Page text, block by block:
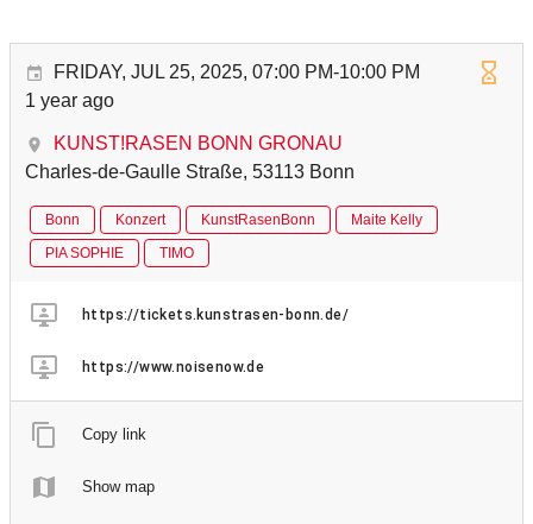
FRIDAY, JUL 25, 2025, 07:00 PM-10:00 PM
1 year ago
KUNST!RASEN BONN GRONAU
Charles-de-Gaulle Straße, 53113 Bonn
Bonn Konzert KunstRasenBonn
Maite Kelly
PIA SOPHIE
TIMO
https://tickets.kunstrasen-bonn.de/
https://www.noisenow.de
Copy link
Show map